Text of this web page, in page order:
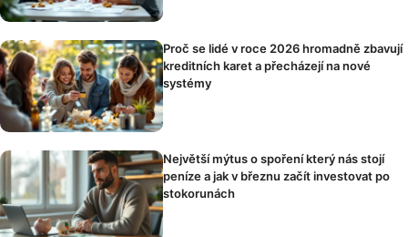
Proč se lidé v roce 2026 hromadně zbavují
kreditních karet a přecházejí na nové
systémy
Největší mýtus o spoření který nás stojí
peníze a jak v březnu začít investovat po
stokorunách